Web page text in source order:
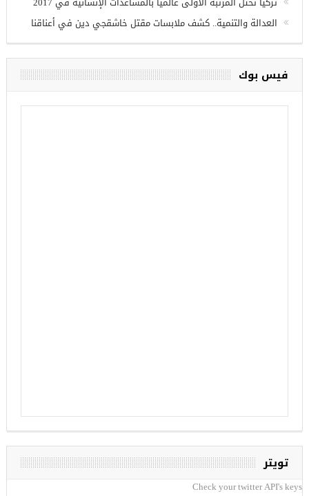
تركيا تنشئ 3 مستشفيات في مناطق درع الفرات بسوريا
أردوغان يفتتح القسم الثاني من خط مترو ” أوسكودار- جكمة كوي”
الأحد المقبل
تركيا تحتل المرتبة الأولى عالميا بالمساعدات الإنسانية في 2017